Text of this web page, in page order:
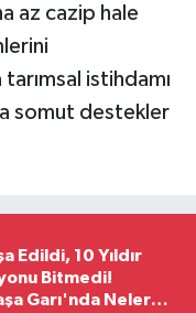
az cazip hale
istihdamı
somut destekler
Edildi, 10 Yıldır
Bitmedi!
Garı'nda Neler